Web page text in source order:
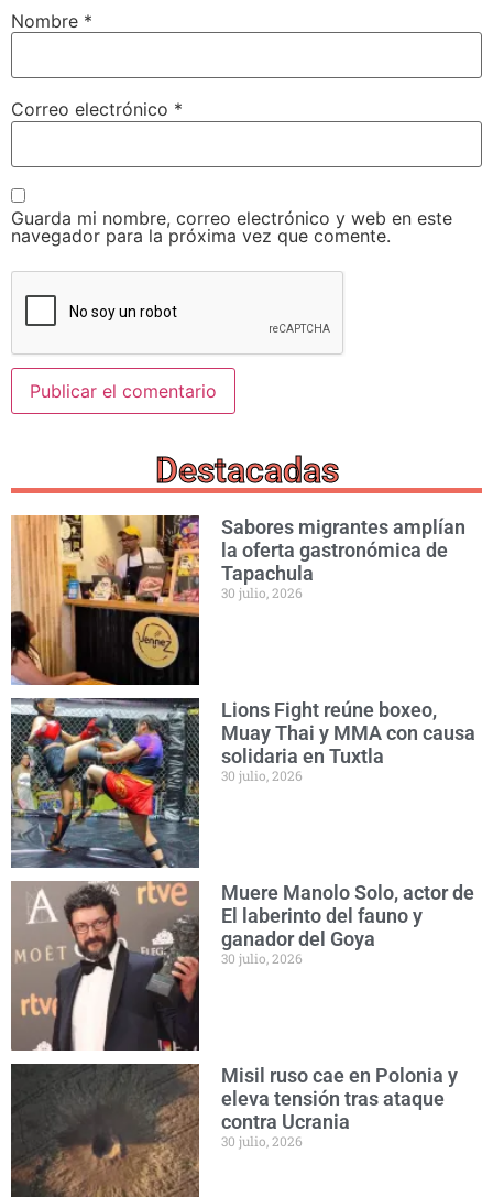
Nombre *
Correo electrónico *
Guarda mi nombre, correo electrónico y web en este
navegador para la próxima vez que comente.
Destacadas
Sabores migrantes amplían
la oferta gastronómica de
Tapachula
30 julio, 2026
Lions Fight reúne boxeo,
Muay Thai y MMA con causa
solidaria en Tuxtla
30 julio, 2026
Muere Manolo Solo, actor de
El laberinto del fauno y
ganador del Goya
30 julio, 2026
Misil ruso cae en Polonia y
eleva tensión tras ataque
contra Ucrania
30 julio, 2026